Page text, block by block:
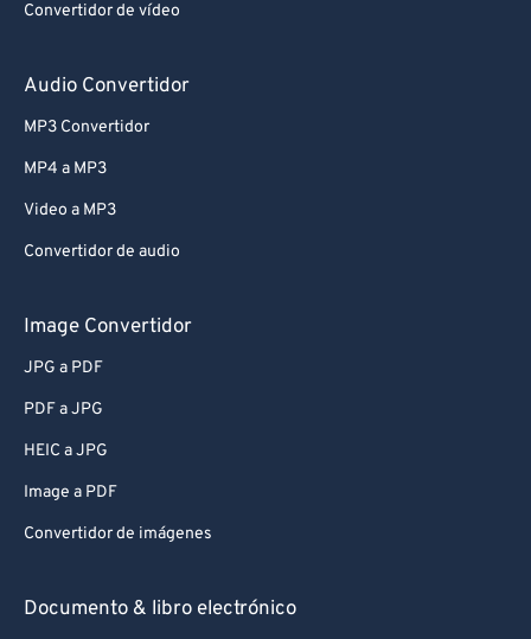
Convertidor de vídeo
Audio Convertidor
MP3 Convertidor
MP4 a MP3
Video a MP3
Convertidor de audio
Image Convertidor
JPG a PDF
PDF a JPG
HEIC a JPG
Image a PDF
Convertidor de imágenes
Documento & libro electrónico